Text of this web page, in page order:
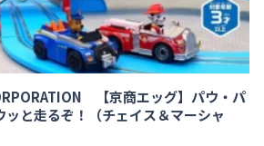
【京商エッグ】パウ・パ
ッと走るぞ！（チェイス＆マーシャ